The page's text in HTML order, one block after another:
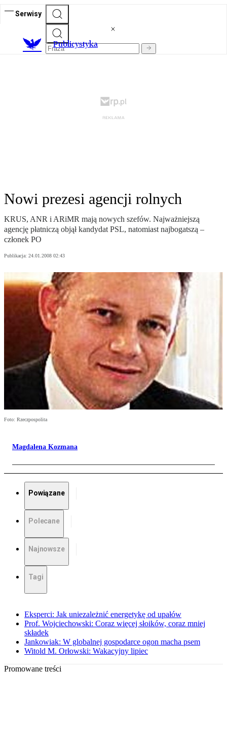
Serwisy
Publicystyka
Nowi prezesi agencji rolnych
KRUS, ANR i ARiMR mają nowych szefów. Najważniejszą
agencję płatniczą objął kandydat PSL, natomiast najbogatszą –
członek PO
Publikacja: 24.01.2008 02:43
Foto: Rzeczpospolita
Magdalena Kozmana
Powiązane
Polecane
Najnowsze
Tagi
Eksperci: Jak uniezależnić energetykę od upałów
Prof. Wojciechowski: Coraz więcej słoików, coraz mniej
składek
Jankowiak: W globalnej gospodarce ogon macha psem
Witold M. Orłowski: Wakacyjny lipiec
Promowane treści